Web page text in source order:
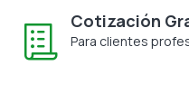
Cotización
Para clientes